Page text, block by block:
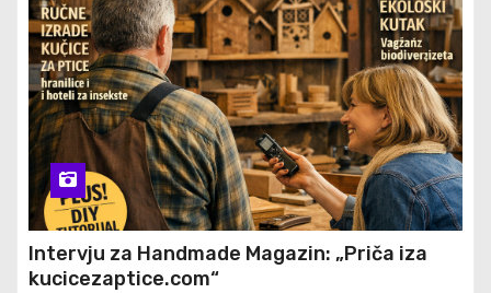
Intervju za Handmade Magazin: „Priča iza
kucicezaptice.com“